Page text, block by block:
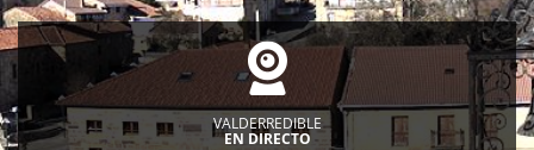
VALDERREDIBLE
EN DIRECTO